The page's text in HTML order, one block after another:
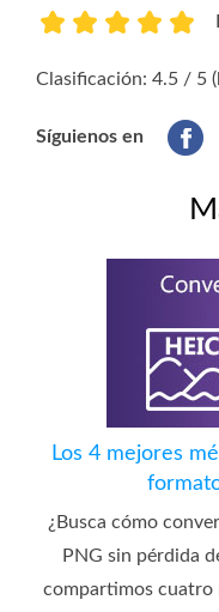
Clasificación: 4.5 / 5
Síguienos en
Los 4 mejores
¿Busca cómo
PNG sin pérdida
compartimos cuatro